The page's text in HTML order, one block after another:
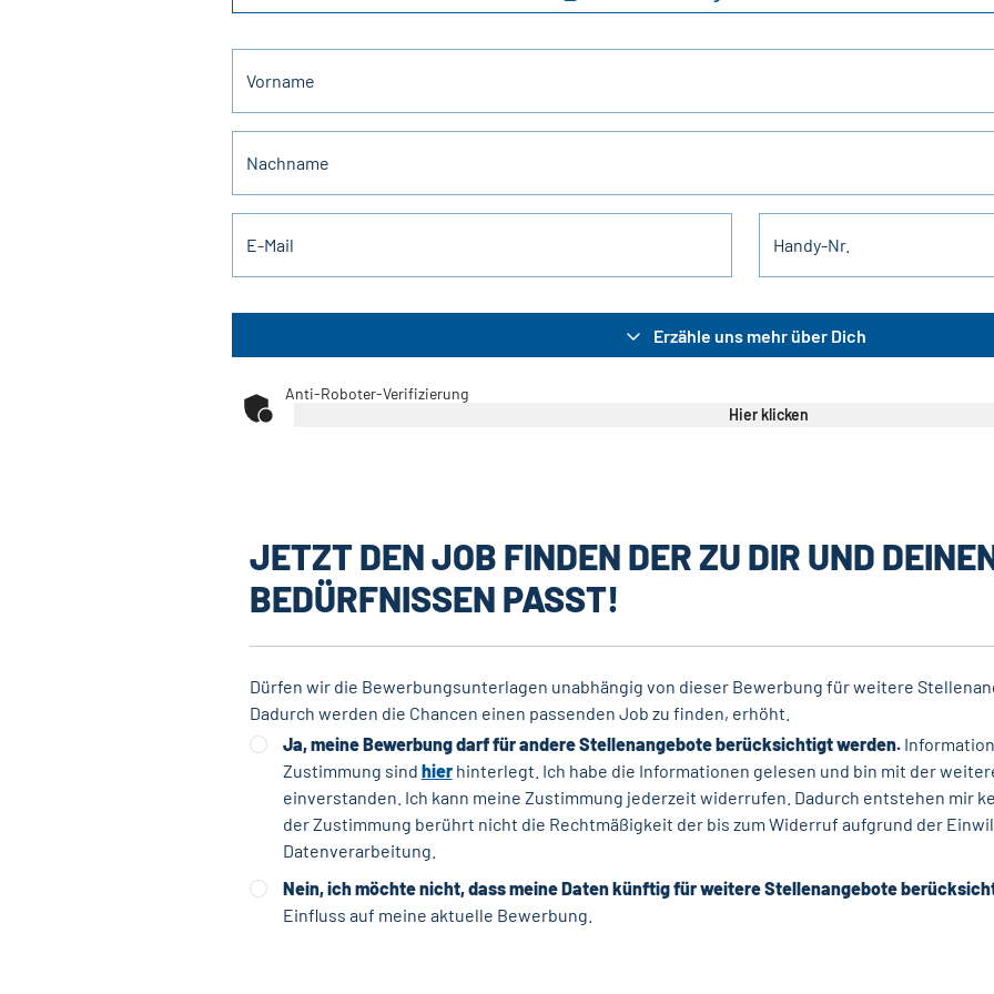
Vorname
Nachname
E-Mail Handy-Nr.
Erzähle uns mehr über Dich
Anti-Roboter-Verifizierung
Hier klicken
JETZT DEN JOB FINDEN DER ZU DIR UND
BEDÜRFNISSEN PASST!
Dürfen wir die Bewerbungsunterlagen unabhängig von dieser Bewerbung für weitere
Dadurch werden die Chancen einen passenden Job zu finden, erhöht.
Ja, meine Bewerbung darf für andere Stellenangebote berücksichtigt werden.
Zustimmung sind hierhinterlegt. Ich habe die Informationen gelesen und bin mit der
einverstanden. Ich kann meine Zustimmung jederzeit widerrufen. Dadurch entstehen mir
der Zustimmung berührt nicht die Rechtmäßigkeit der bis zum Widerruf aufgrund der
Datenverarbeitung.
Nein, ich möchte nicht, dass meine Daten künftig für weitere Stellenangebote
Einfluss auf meine aktuelle Bewerbung.